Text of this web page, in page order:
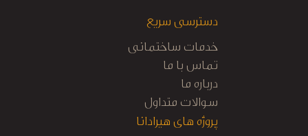
دسترسی سریع
خدمات ساختمانی
تماس با ما
درباره ما
سوالات متداول
پروژه های هیرادانا